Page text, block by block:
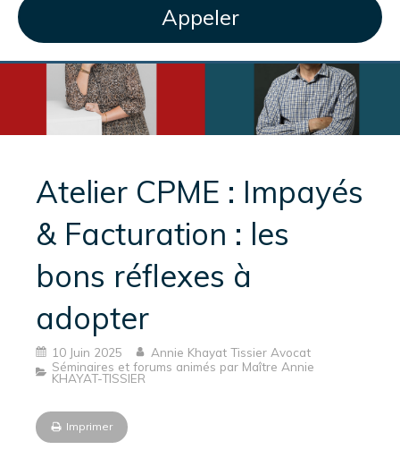
Appeler
Atelier CPME : Impayés
& Facturation : les
bons réflexes à
adopter
10 Juin 2025
Annie Khayat Tissier Avocat
Séminaires et forums animés par Maître Annie
KHAYAT-TISSIER
Imprimer